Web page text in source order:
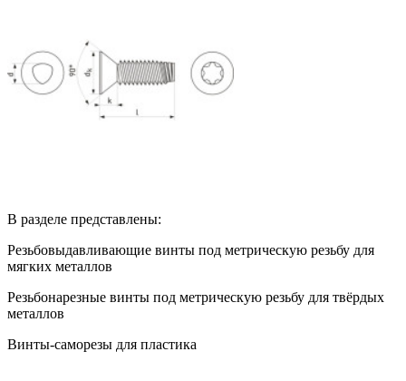
В разделе представлены:
Резьбовыдавливающие винты под метрическую резьбу для
мягких металлов
Резьбонарезные винты под метрическую резьбу для твёрдых
металлов
Винты-саморезы для пластика